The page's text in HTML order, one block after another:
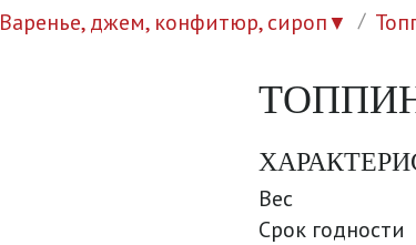
Варенье, джем, конфитюр, сироп▼
Вес
Срок годности